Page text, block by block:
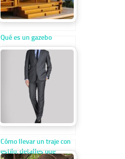
Qué es un gazebo
Cómo llevar un traje con
estilo, detalles que